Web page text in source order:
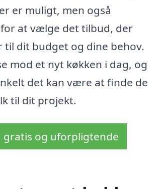
er muligt, men også
at vælge det tilbud, der
til dit budget og dine behov.
mod et nyt køkken i dag, og
det kan være at finde de
til dit projekt.
gratis og uforpligtende